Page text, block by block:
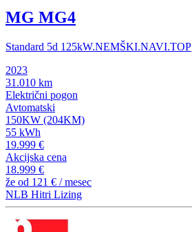
MG MG4
Standard 5d 125kW.NEMŠKI.NAVI.TOP
2023
31.010 km
Električni pogon
Avtomatski
150KW (204KM)
55 kWh
19.999 €
Akcijska cena
18.999 €
že od 121 € / mesec
NLB Hitri Lizing